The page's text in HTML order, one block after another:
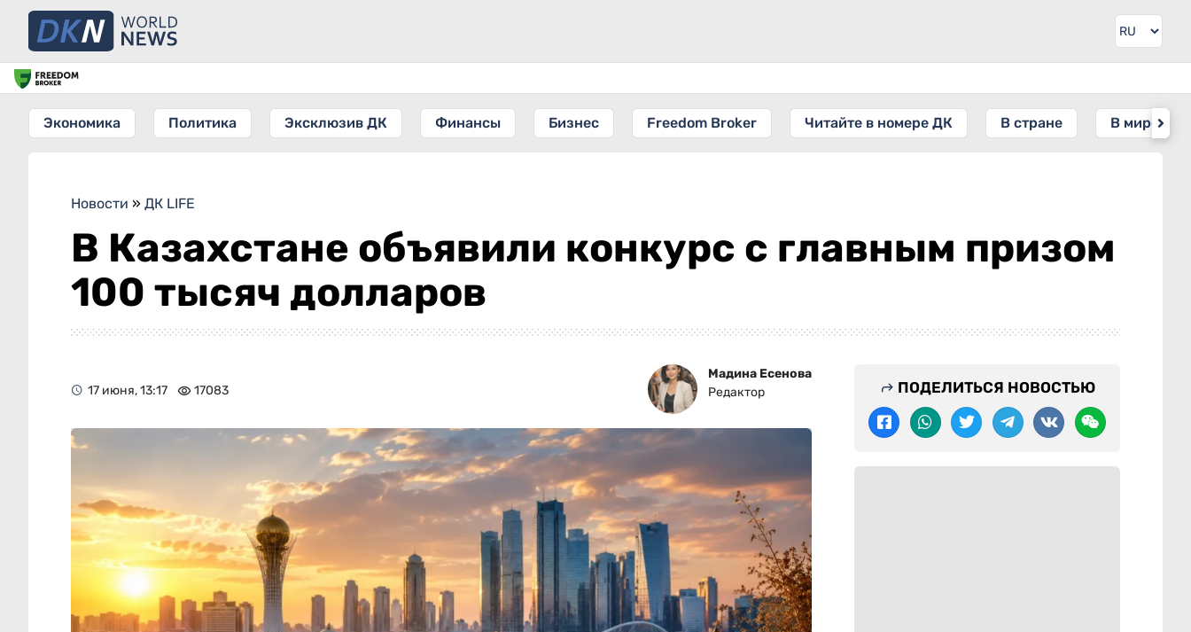
Экономика Политика Эксклюзив ДК Финансы Бизнес Freedom Broker Читайте в номере ДК В стране В мире
Новости » ДК LIFE
В Казахстане объявили конкурс с главным призом
100 тысяч долларов
17 июня, 13:17 17083
Мадина Есенова
Редактор
ПОДЕЛИТЬСЯ НОВОСТЬЮ